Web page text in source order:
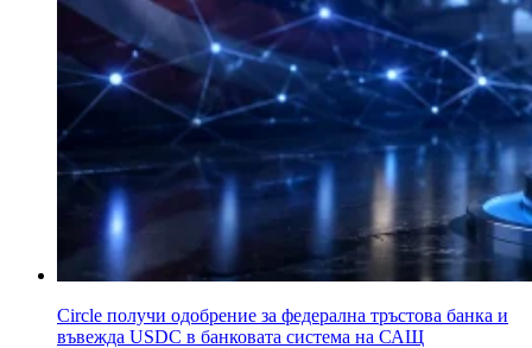
Circle получи одобрение за федерална тръстова банка и
въвежда USDC в банковата система на САЩ